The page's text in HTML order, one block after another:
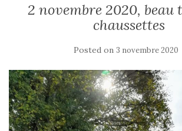
2 novembre 2020, beau
chaussettes
Posted on 3 novembre 2020